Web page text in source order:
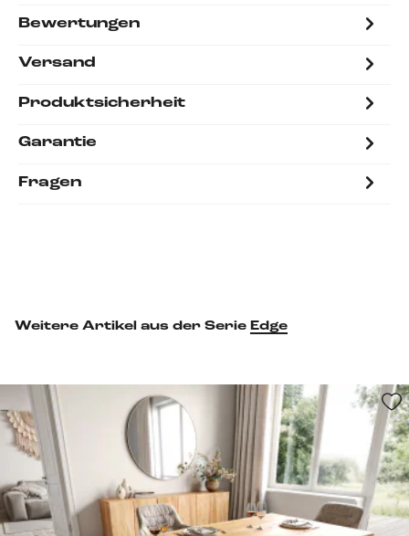
Bewertungen
Versand
Produktsicherheit
Garantie
Fragen
Weitere Artikel aus der Serie Edge